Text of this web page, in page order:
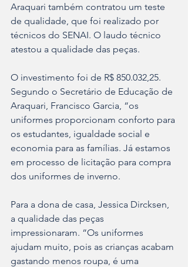
Araquari também contratou um teste
de qualidade, que foi realizado por
técnicos do SENAI. O laudo técnico
atestou a qualidade das peças.
O investimento foi de R$ 850.032,25.
Segundo o Secretário de Educação de
Araquari, Francisco Garcia, “os
uniformes proporcionam conforto para
os estudantes, igualdade social e
economia para as famílias. Já estamos
em processo de licitação para compra
dos uniformes de inverno.
Para a dona de casa, Jessica Dircksen,
a qualidade das peças
impressionaram. “Os uniformes
ajudam muito, pois as crianças acabam
gastando menos roupa, é uma